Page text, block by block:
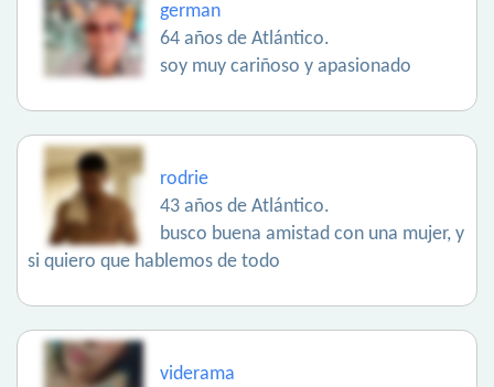
german
64 años de Atlántico.
soy muy cariñoso y apasionado
rodrie
43 años de Atlántico.
busco buena amistad con una mujer, y
si quiero que hablemos de todo
viderama